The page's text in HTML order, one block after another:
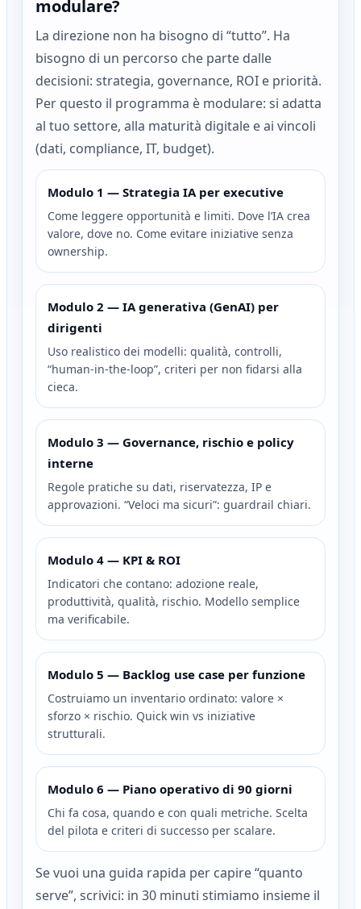
modulare?
La direzione non ha bisogno di “tutto”. Ha
bisogno di un percorso che parte dalle
decisioni: strategia, governance, ROI e priorità.
Per questo il programma è modulare: si adatta
al tuo settore, alla maturità digitale e ai vincoli
(dati, compliance, IT, budget).
Modulo 1 — Strategia IA per executive
Come leggere opportunità e limiti. Dove l’IA crea
valore, dove no. Come evitare iniziative senza
ownership.
Modulo 2 — IA generativa (GenAI) per
dirigenti
Uso realistico dei modelli: qualità, controlli,
“human‑in‑the‑loop”, criteri per non fidarsi alla
cieca.
Modulo 3 — Governance, rischio e policy
interne
Regole pratiche su dati, riservatezza, IP e
approvazioni. “Veloci ma sicuri”: guardrail chiari.
Modulo 4 — KPI & ROI
Indicatori che contano: adozione reale,
produttività, qualità, rischio. Modello semplice
ma verificabile.
Modulo 5 — Backlog use case per funzione
Costruiamo un inventario ordinato: valore ×
sforzo × rischio. Quick win vs iniziative
strutturali.
Modulo 6 — Piano operativo di 90 giorni
Chi fa cosa, quando e con quali metriche. Scelta
del pilota e criteri di successo per scalare.
Se vuoi una guida rapida per capire “quanto
serve”, scrivici: in 30 minuti stimiamo insieme il